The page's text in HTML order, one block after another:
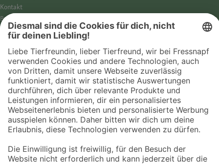
Kontakt
Barrierefreiheit
Impressum
Datenschutz­hinweise
Cookies
AGB
Entdecke Fressnapf
Tierversicherung
GPS-Tracker
Fressnapf Salon
Online-Shop